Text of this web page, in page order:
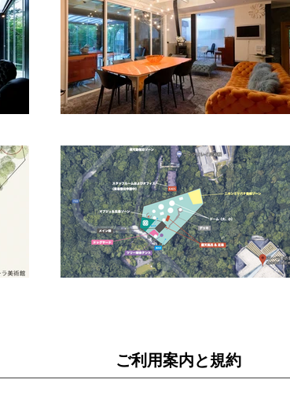
ご利用案内と規約